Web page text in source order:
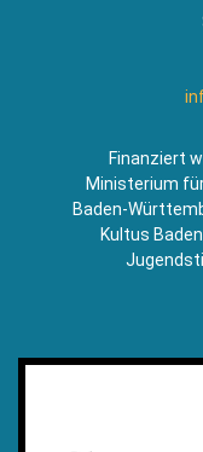
Finanziert
Ministerium
Baden-
Kultus